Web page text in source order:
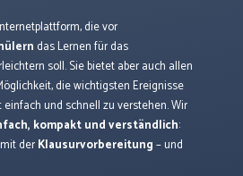
die vor
das Lernen für das
soll. Sie bietet aber auch allen
die wichtigsten Ereignisse
und schnell zu verstehen. Wir
kompakt und verständlich:
derKlausurvorbereitung– und